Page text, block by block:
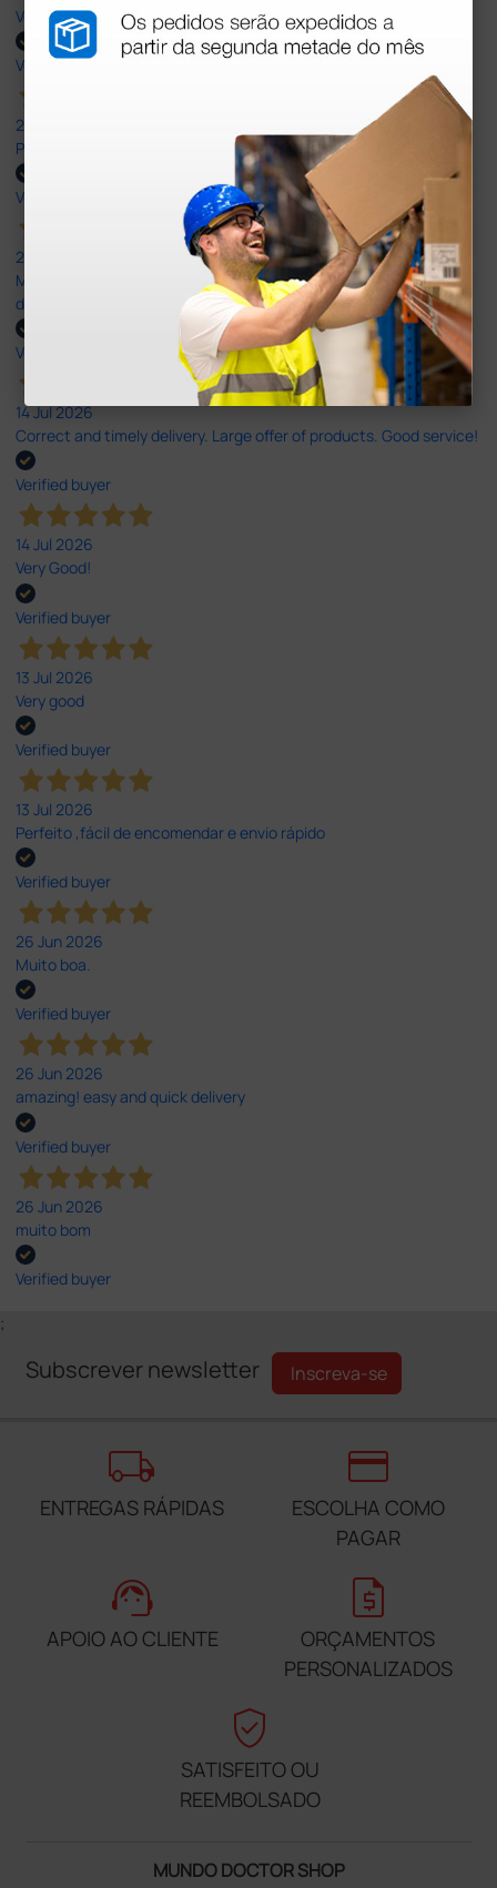
Very good
Verified buyer
27 Jul 2026
Prefeito
Verified buyer
20 Jul 2026
Minha experiência foi super positiva. Bom atendimento e recebi
dentro do prazo. Obrigada.
Verified buyer
14 Jul 2026
Correct and timely delivery. Large offer of products. Good service!
Verified buyer
14 Jul 2026
Very Good!
Verified buyer
13 Jul 2026
Very good
Verified buyer
13 Jul 2026
Perfeito ,fácil de encomendar e envio rápido
Verified buyer
26 Jun 2026
Muito boa.
Verified buyer
26 Jun 2026
amazing! easy and quick delivery
Verified buyer
26 Jun 2026
muito bom
Verified buyer
;
Subscrever newsletter Inscreva-se
local_shipping
ENTREGAS RÁPIDAS
credit_card
ESCOLHA COMO
PAGAR
support_agent
APOIO AO CLIENTE
request_quote
ORÇAMENTOS
PERSONALIZADOS
verified_user
SATISFEITO OU
REEMBOLSADO
MUNDO DOCTOR SHOP